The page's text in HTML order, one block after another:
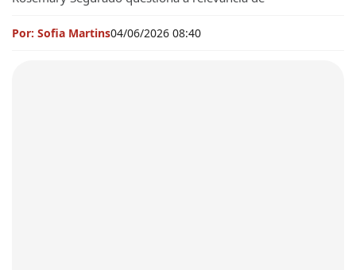
Por: Sofia Martins04/06/2026 08:40